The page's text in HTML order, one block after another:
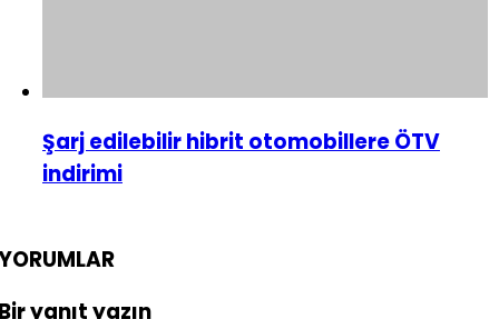
Şarj edilebilir hibrit otomobillere ÖTV
indirimi
yanıt yazın